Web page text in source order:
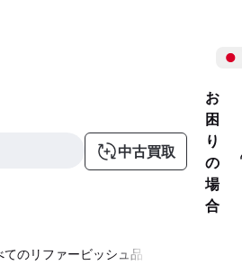
中古買取
お
困
り
の
場
合
てのリファービッシュ品